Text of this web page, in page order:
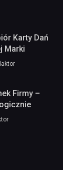
Karty Dań
Marki
Firmy –